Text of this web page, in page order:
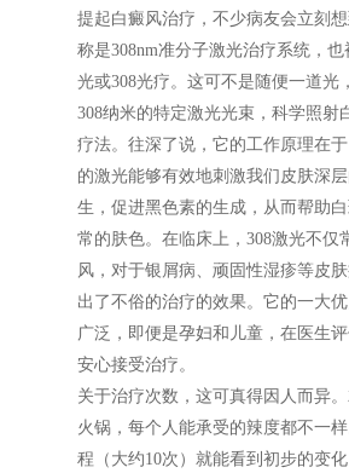
提起白癜风治疗，不少病友会立刻想
称是308nm准分子激光治疗系统，也
光或308光疗。这可不是随便一道光
308纳米的特定激光光束，科学照射
疗法。往深了说，它的工作原理在
的激光能够有效地刺激我们皮肤深
生，促进黑色素的生成，从而帮助
常的肤色。在临床上，308激光不仅
风，对于银屑病、顽固性湿疹等皮
出了不俗的治疗的效果。它的一大
广泛，即便是孕妇和儿童，在医生
安心接受治疗。
关于治疗次数，这可真得因人而异
火锅，每个人能承受的辣度都不一
程（大约10次）就能看到初步的变